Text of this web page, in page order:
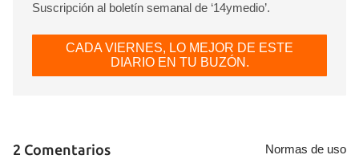
Suscripción al boletín semanal de ‘14ymedio’.
CADA VIERNES, LO MEJOR DE ESTE
DIARIO EN TU BUZÓN.
2 Comentarios Normas de uso